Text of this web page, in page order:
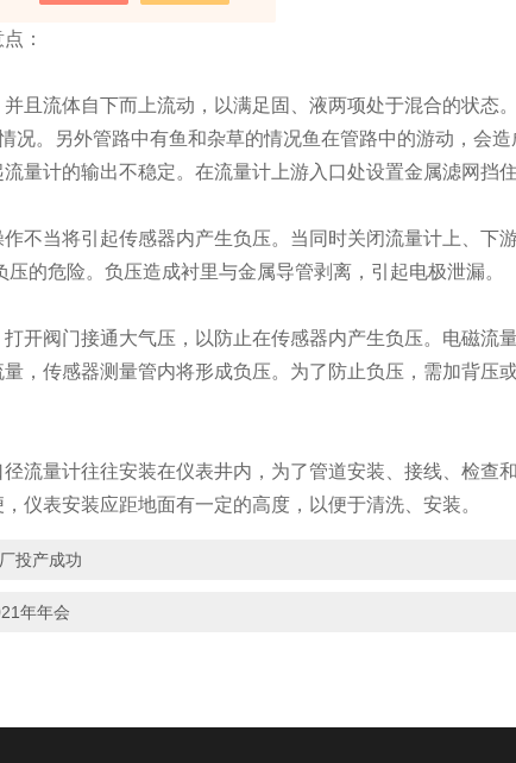
：
流体自下而上流动，以满足固、液两项处于混合的状态
况。另外管路中有鱼和杂草的情况鱼在管路中的游动，会
量计的输出不稳定。在流量计上游入口处设置金属滤网挡
当将引起传感器内产生负压。当同时关闭流量计上、下
的危险。负压造成衬里与金属导管剥离，引起电极泄漏。
阀门接通大气压，以防止在传感器内产生负压。电磁流
，传感器测量管内将形成负压。为了防止负压，需加背压
量计往往安装在仪表井内，为了管道安装、接线、检查
仪表安装应距地面有一定的高度，以便于清洗、安装。
投产成功
年年会